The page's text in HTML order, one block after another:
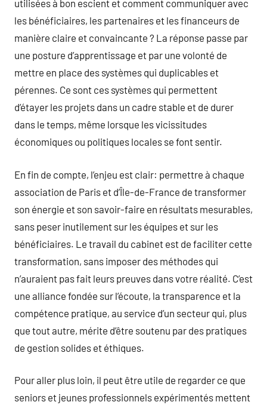
utilisées à bon escient et comment communiquer avec
les bénéficiaires, les partenaires et les financeurs de
manière claire et convaincante ? La réponse passe par
une posture d’apprentissage et par une volonté de
mettre en place des systèmes qui duplicables et
pérennes. Ce sont ces systèmes qui permettent
d’étayer les projets dans un cadre stable et de durer
dans le temps, même lorsque les vicissitudes
économiques ou politiques locales se font sentir.
En fin de compte, l’enjeu est clair: permettre à chaque
association de Paris et d’Île-de-France de transformer
son énergie et son savoir-faire en résultats mesurables,
sans peser inutilement sur les équipes et sur les
bénéficiaires. Le travail du cabinet est de faciliter cette
transformation, sans imposer des méthodes qui
n’auraient pas fait leurs preuves dans votre réalité. C’est
une alliance fondée sur l’écoute, la transparence et la
compétence pratique, au service d’un secteur qui, plus
que tout autre, mérite d’être soutenu par des pratiques
de gestion solides et éthiques.
Pour aller plus loin, il peut être utile de regarder ce que
seniors et jeunes professionnels expérimentés mettent